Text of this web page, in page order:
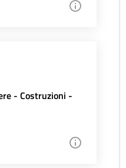
- Costruzioni -